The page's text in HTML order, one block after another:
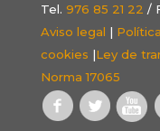
Tel. 976 85 21 22 /
Aviso legal |
cookies |Ley de
Norma 17065